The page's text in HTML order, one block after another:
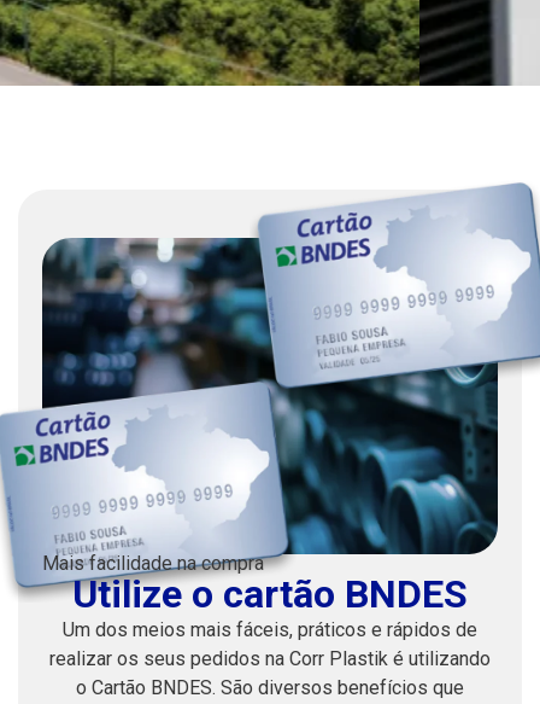
Mais facilidade na compra
Utilize o cartão BNDES
Um dos meios mais fáceis, práticos e rápidos de
realizar os seus pedidos na Corr Plastik é utilizando
o Cartão BNDES. São diversos benefícios que